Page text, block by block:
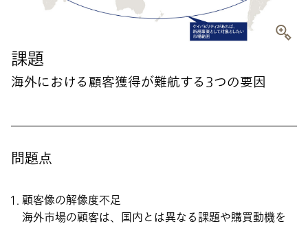
課題
海外における顧客獲得が難航する3つの要因
問題点
顧客像の解像度不足
海外市場の顧客は、国内とは異なる課題や購買動機を